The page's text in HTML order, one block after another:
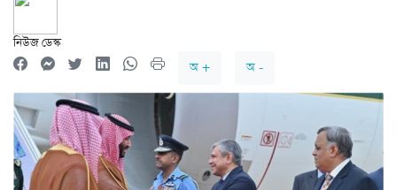
নিউজ ডেস্ক
অ +
অ -